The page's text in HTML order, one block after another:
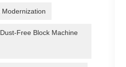
Modernization
Free Block Machine